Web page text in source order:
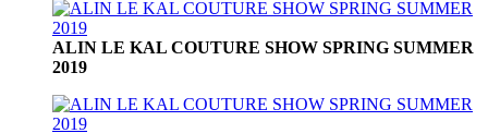
ALIN LE KAL COUTURE SHOW SPRING SUMMER
2019